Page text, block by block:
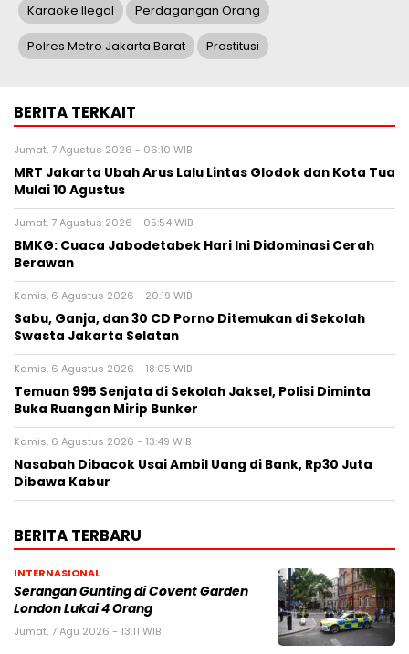
Karaoke Ilegal Perdagangan Orang
Polres Metro Jakarta Barat Prostitusi
BERITA TERKAIT
Jumat, 7 Agustus 2026 - 06:10 WIB
MRT Jakarta Ubah Arus Lalu Lintas Glodok dan Kota Tua
Mulai 10 Agustus
Jumat, 7 Agustus 2026 - 05:54 WIB
BMKG: Cuaca Jabodetabek Hari Ini Didominasi Cerah
Berawan
Kamis, 6 Agustus 2026 - 20:19 WIB
Sabu, Ganja, dan 30 CD Porno Ditemukan di Sekolah
Swasta Jakarta Selatan
Kamis, 6 Agustus 2026 - 18:05 WIB
Temuan 995 Senjata di Sekolah Jaksel, Polisi Diminta
Buka Ruangan Mirip Bunker
Kamis, 6 Agustus 2026 - 13:49 WIB
Nasabah Dibacok Usai Ambil Uang di Bank, Rp30 Juta
Dibawa Kabur
BERITA TERBARU
INTERNASIONAL
Serangan Gunting di Covent Garden
London Lukai 4 Orang
Jumat, 7 Agu 2026 - 13:11 WIB